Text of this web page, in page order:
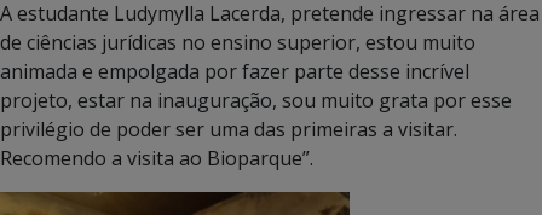
A estudante Ludymylla Lacerda, pretende ingressar na área
de ciências jurídicas no ensino superior, estou muito
animada e empolgada por fazer parte desse incrível
projeto, estar na inauguração, sou muito grata por esse
privilégio de poder ser uma das primeiras a visitar.
Recomendo a visita ao Bioparque”.